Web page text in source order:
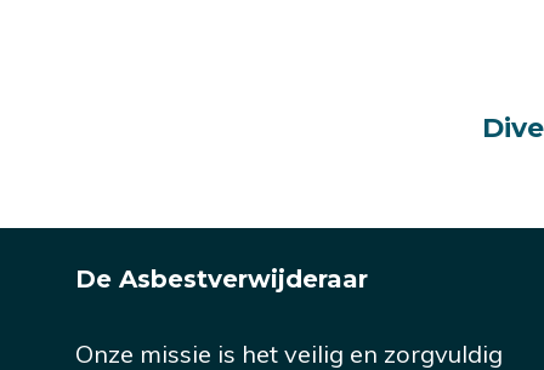
De Asbestverwijderaar
Onze missie is het veilig en zorgvuldig